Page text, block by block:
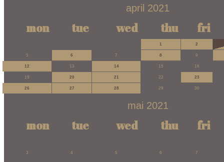
april 2021
mon tue wed thu fri
1 2
5 6 7 8 9
12 13 14 15 16
19 20 21 22 23
26 27 28 29 30
mai 2021
mon tue wed thu fri
3 4 5 6 7